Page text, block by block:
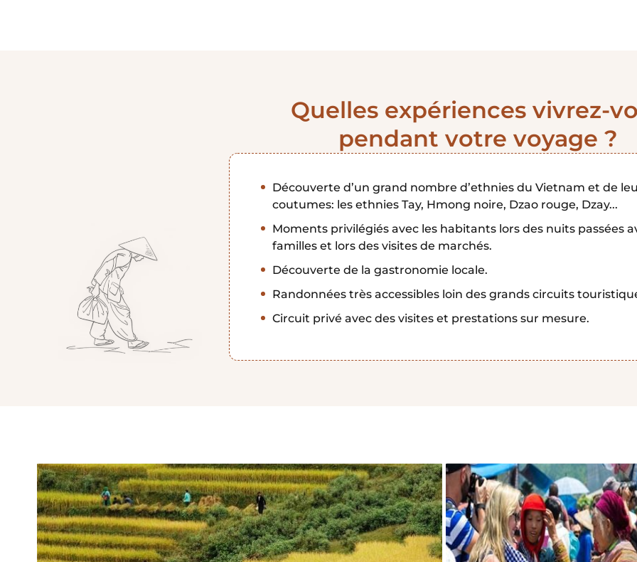
Quelles expériences vivrez-
pendant votre voyage ?
Découverte d’un grand nombre d’ethnies du Vietnam et de
coutumes: les ethnies Tay, Hmong noire, Dzao rouge, Dzay...
Moments privilégiés avec les habitants lors des nuits passées
familles et lors des visites de marchés.
Découverte de la gastronomie locale.
Randonnées très accessibles loin des grands circuits
Circuit privé avec des visites et prestations sur mesure.